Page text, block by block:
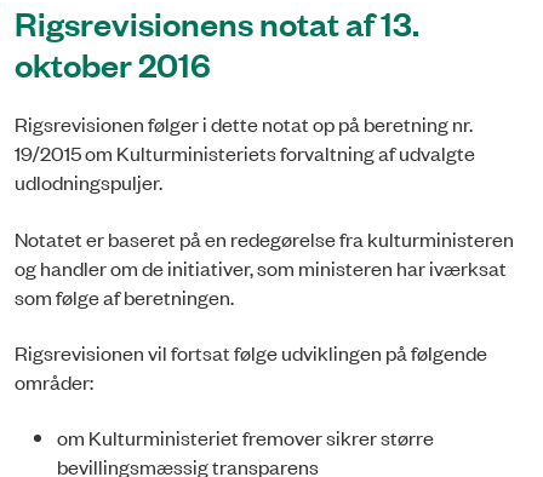
Rigsrevisionens notat af 13.
oktober 2016
Rigsrevisionen følger i dette notat op på beretning nr.
19/2015 om Kulturministeriets forvaltning af udvalgte
udlodningspuljer.
Notatet er baseret på en redegørelse fra kulturministeren
og handler om de initiativer, som ministeren har iværksat
som følge af beretningen.
Rigsrevisionen vil fortsat følge udviklingen på følgende
områder:
om Kulturministeriet fremover sikrer større
bevillingsmæssig transparens